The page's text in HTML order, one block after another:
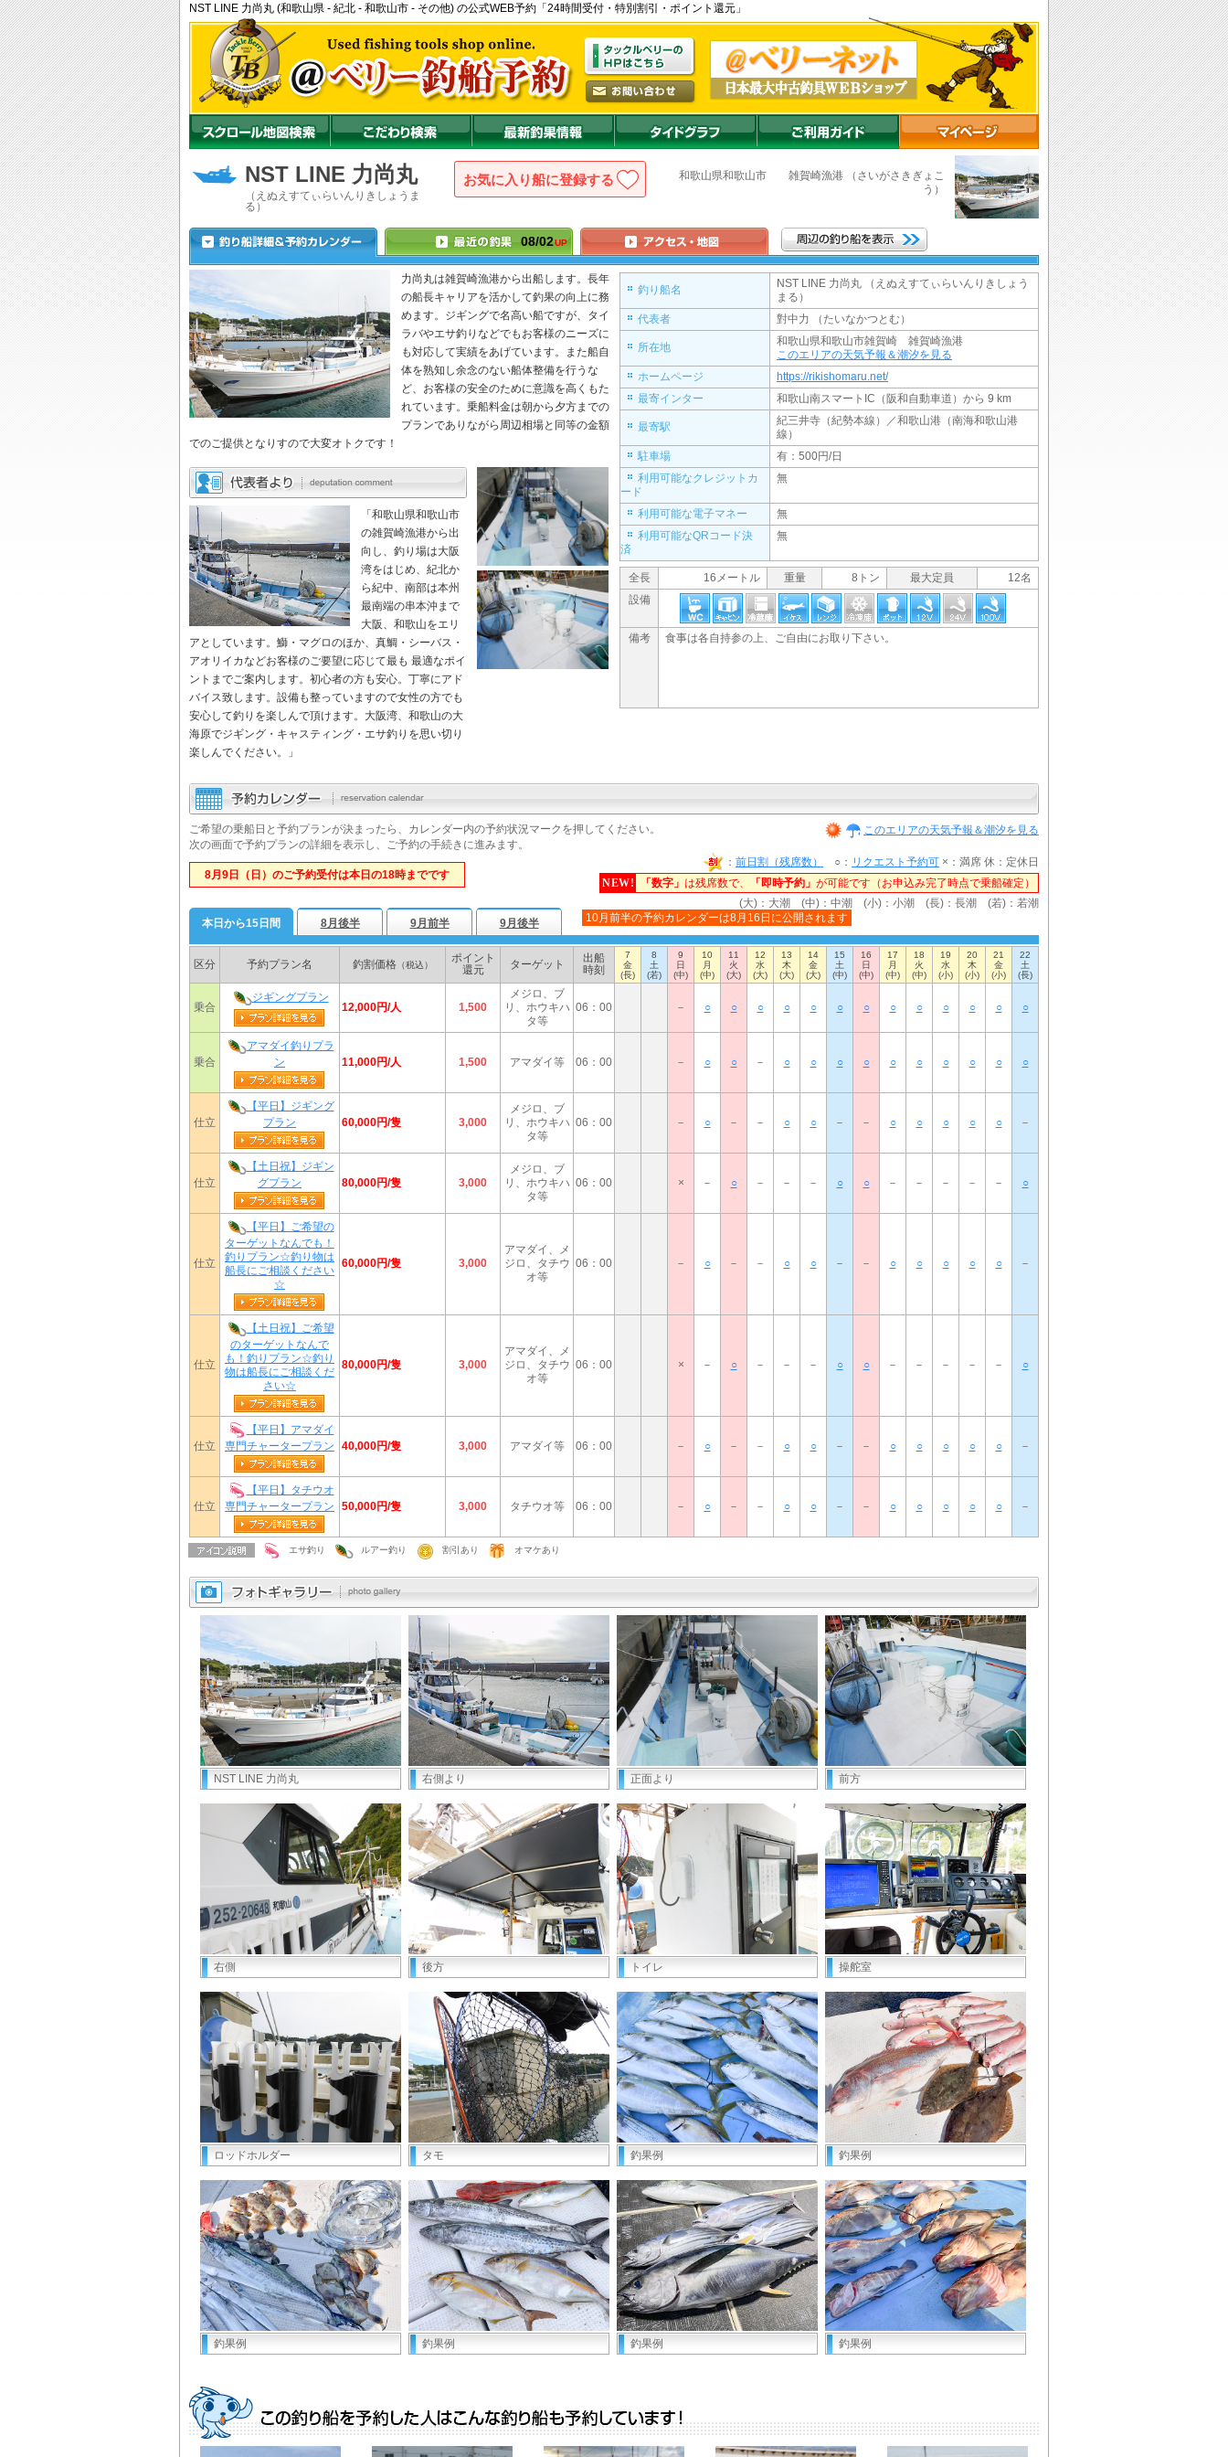
NST LINE 力尚丸 (和歌山県 - 紀北 - 和歌山市 - その他) の公式WEB予約「24時間受付・特別割引・ポイント還元」
NST LINE 力尚丸
（えぬえすてぃらいんりきしょうま
る）
お気に入り船に登録 和歌山県和歌山市 雑賀崎漁港 （さいがさきぎょこ
う）
08/02UP
力尚丸は雑賀崎漁港から出船します。長年
の船長キャリアを活かして釣果の向上に務
めます。ジギングで名高い船ですが、タイ
ラバやエサ釣りなどでもお客様のニーズに
も対応して実績をあげています。また船自
体を熟知し余念のない船体整備を行うな
ど、お客様の安全のために意識を高くもた
れています。乗船料金は朝から夕方までの
プランでありながら周辺相場と同等の金額
でのご提供となりすので大変オトクです！
釣り船名
NST LINE 力尚丸 （えぬえすてぃらいんりきしょう
まる）
代表者
對中力 （たいなかつとむ）
所在地
和歌山県和歌山市雑賀崎 雑賀崎漁港
このエリアの天気予報＆潮汐を見る
ホームページ
https://rikishomaru.net/
最寄インター
和歌山南スマートIC（阪和自動車道）から 9 km
最寄駅
紀三井寺（紀勢本線）／和歌山港（南海和歌山港
線）
駐車場
有：500円/日
利用可能なクレジットカ
ード
無
利用可能な電子マネー
無
利用可能なQRコード決
済
無
全長 16メートル 重量 8トン 最大定員
12名
設備
備考 食事は各自持参の上、ご自由にお取り下さい。
「和歌山県和歌山市
の雑賀崎漁港から出
向し、釣り場は大阪
湾をはじめ、紀北か
ら紀中、南部は本州
最南端の串本沖まで
大阪、和歌山をエリ
アとしています。鰤・マグロのほか、真鯛・シーバス・
アオリイカなどお客様のご要望に応じて最も 最適なポイ
ントまでご案内します。初心者の方も安心。丁寧にアド
バイス致します。設備も整っていますので女性の方でも
安心して釣りを楽しんで頂けます。大阪湾、和歌山の大
海原でジギング・キャスティング・エサ釣りを思い切り
楽しんでください。」
ご希望の乗船日と予約プランが決まったら、カレンダー内の予約状況マークを押してください。
次の画面で予約プランの詳細を表示し、ご予約の手続きに進みます。
8月9日（日）のご予約受付は本日の18時までです
このエリアの天気予報＆潮汐を見る
： 前日割（残席数） ○： リクエスト予約可 ×：満席 休：定休日
NEW!
「数字」 は残席数で、 「即時予約」 が可能です（お申込み完了時点で乗船確定）
(大)：大潮 (中)：中潮 (小)：小潮 (長)：長潮 (若)：若潮
本日から15日間
8月後半 9月前半 9月後半 10月前半の予約カレンダーは8月16日に公開されます
区分 予約プラン名 釣割価格（税込）
ポイント
還元
ターゲット
出船
時刻
7
金
(長)
8
土
(若)
9
日
(中)
10
月
(中)
11
火
(大)
12
水
(大)
13
木
(大)
14
金
(大)
15
土
(中)
16
日
(中)
17
月
(中)
18
火
(中)
19
水
(小)
20
木
(小)
21
金
(小)
22
土
(長)
乗合
ジギングプラン
12,000円/人 1,500
メジロ、ブ
リ、ホウキハ
タ等
06：00 － ○ ○ ○ ○ ○ ○ ○ ○ ○ ○ ○ ○ ○
乗合
アマダイ釣りプラ
ン
11,000円/人 1,500 アマダイ等 06：00 － ○ ○ － ○ ○ ○ ○ ○ ○ ○ ○ ○ ○
仕立
【平日】ジギング
プラン
60,000円/隻 3,000
メジロ、ブ
リ、ホウキハ
タ等
06：00 － ○ － － ○ ○ － － ○ ○ ○ ○ ○ －
仕立
【土日祝】ジギン
グプラン
80,000円/隻 3,000
メジロ、ブ
リ、ホウキハ
タ等
06：00 × － ○ － － － ○ ○ － － － － － ○
仕立
【平日】ご希望の
ターゲットなんでも！
釣りプラン☆釣り物は
船長にご相談ください
☆
60,000円/隻 3,000
アマダイ、メ
ジロ、タチウ
オ等
06：00 － ○ － － ○ ○ － － ○ ○ ○ ○ ○ －
仕立
【土日祝】ご希望
のターゲットなんで
も！釣りプラン☆釣り
物は船長にご相談くだ
さい☆
80,000円/隻 3,000
アマダイ、メ
ジロ、タチウ
オ等
06：00 × － ○ － － － ○ ○ － － － － － ○
仕立
【平日】アマダイ
専門チャータープラン
40,000円/隻 3,000 アマダイ等 06：00 － ○ － － ○ ○ － － ○ ○ ○ ○ ○ －
仕立
【平日】タチウオ
専門チャータープラン
50,000円/隻 3,000 タチウオ等 06：00 － ○ － － ○ ○ － － ○ ○ ○ ○ ○ －
エサ釣り ルアー釣り 割引あり オマケあり
NST LINE 力尚丸 右側より 正面より 前方
右側 後方 トイレ 操舵室
ロッドホルダー タモ 釣果例 釣果例
釣果例 釣果例 釣果例 釣果例